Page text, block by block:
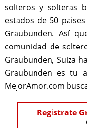
solteros y solteras
estados de 50
Graubunden. Así
comunidad de
Graubunden, Suiza
Graubunden es tu
MejorAmor.com
Registrate